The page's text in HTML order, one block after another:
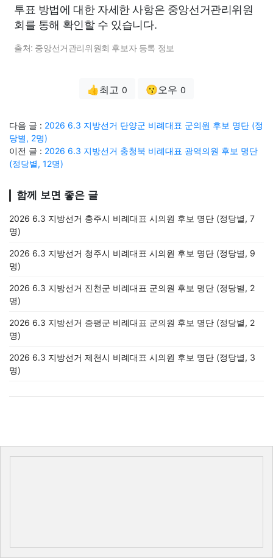
투표 방법에 대한 자세한 사항은 중앙선거관리위원
회를 통해 확인할 수 있습니다.
출처: 중앙선거관리위원회 후보자 등록 정보
👍최고 0 😗오우 0
다음 글 : 2026 6.3 지방선거 단양군 비례대표 군의원 후보 명단 (정
당별, 2명)
이전 글 : 2026 6.3 지방선거 충청북 비례대표 광역의원 후보 명단
(정당별, 12명)
함께 보면 좋은 글
2026 6.3 지방선거 충주시 비례대표 시의원 후보 명단 (정당별, 7
명)
2026 6.3 지방선거 청주시 비례대표 시의원 후보 명단 (정당별, 9
명)
2026 6.3 지방선거 진천군 비례대표 군의원 후보 명단 (정당별, 2
명)
2026 6.3 지방선거 증평군 비례대표 군의원 후보 명단 (정당별, 2
명)
2026 6.3 지방선거 제천시 비례대표 시의원 후보 명단 (정당별, 3
명)